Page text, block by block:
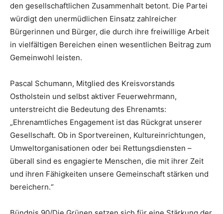
den gesellschaftlichen Zusammenhalt betont. Die Partei
würdigt den unermüdlichen Einsatz zahlreicher
Bürgerinnen und Bürger, die durch ihre freiwillige Arbeit
in vielfältigen Bereichen einen wesentlichen Beitrag zum
Gemeinwohl leisten.
Pascal Schumann, Mitglied des Kreisvorstands
Ostholstein und selbst aktiver Feuerwehrmann,
unterstreicht die Bedeutung des Ehrenamts:
„Ehrenamtliches Engagement ist das Rückgrat unserer
Gesellschaft. Ob in Sportvereinen, Kultureinrichtungen,
Umweltorganisationen oder bei Rettungsdiensten –
überall sind es engagierte Menschen, die mit ihrer Zeit
und ihren Fähigkeiten unsere Gemeinschaft stärken und
bereichern.“